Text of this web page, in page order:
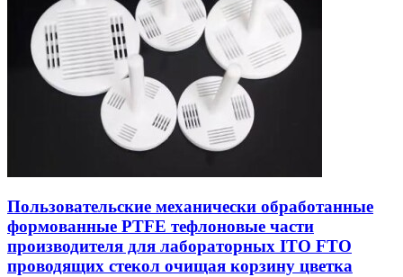
Пользовательские механически обработанные
формованные PTFE тефлоновые части
производителя для лабораторных ITO FTO
проводящих стекол очищая корзину цветка